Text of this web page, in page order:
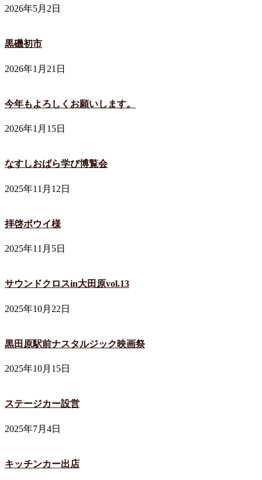
2026年5月2日
黒磯初市
2026年1月21日
今年もよろしくお願いします。
2026年1月15日
なすしおばら学び博覧会
2025年11月12日
拝啓ボウイ様
2025年11月5日
サウンドクロスin大田原vol.13
2025年10月22日
黒田原駅前ナスタルジック映画祭
2025年10月15日
ステージカー設営
2025年7月4日
キッチンカー出店